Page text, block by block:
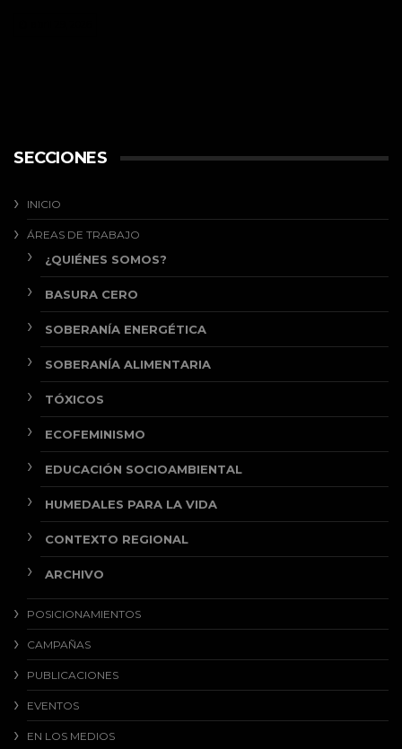
SECCIONES
INICIO
ÁREAS DE TRABAJO
¿QUIÉNES SOMOS?
BASURA CERO
SOBERANÍA ENERGÉTICA
SOBERANÍA ALIMENTARIA
TÓXICOS
ECOFEMINISMO
EDUCACIÓN SOCIOAMBIENTAL
HUMEDALES PARA LA VIDA
CONTEXTO REGIONAL
ARCHIVO
POSICIONAMIENTOS
CAMPAÑAS
PUBLICACIONES
EVENTOS
EN LOS MEDIOS